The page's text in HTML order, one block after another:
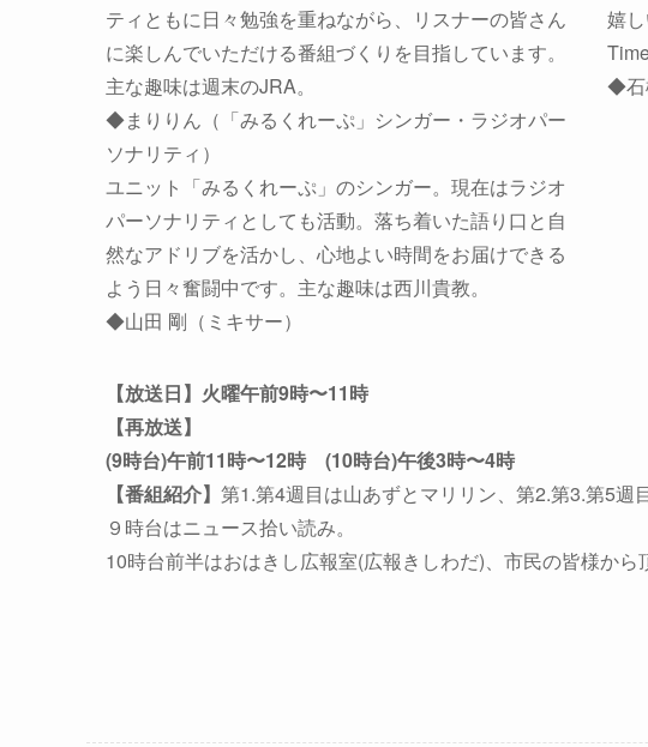
ティともに日々勉強を重ねながら、リスナーの皆さん
に楽しんでいただける番組づくりを目指しています。
主な趣味は週末のJRA。
◆まりりん（「みるくれーぷ」シンガー・ラジオパー
ソナリティ）
ユニット「みるくれーぷ」のシンガー。現在はラジオ
パーソナリティとしても活動。落ち着いた語り口と自
然なアドリブを活かし、心地よい時間をお届けできる
よう日々奮闘中です。主な趣味は西川貴教。
◆山田 剛（ミキサー）
嬉
◆石
【放送日】火曜午前9時〜11時
【再放送】
(9時台)午前11時〜12時 (10時台)午後3時〜4時
【番組紹介】 第1.第4週目は山あずとマリリン、第2.第3.第5週
９時台はニュース拾い読み。
10時台前半はおはきし広報室(広報きしわだ)、市民の皆様から